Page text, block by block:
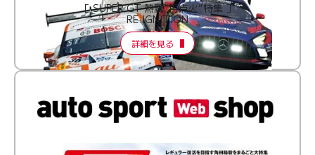
［ SUPER GT 熱闘“再点火”特集 ］
RE:IGNITION
詳細を見る